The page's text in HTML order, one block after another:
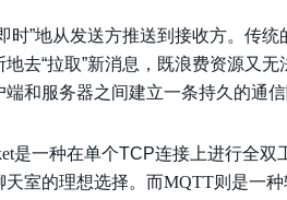
时”地从发送方推送到接收方。传统
去“拉取”新消息，既浪费资源又无
和服务器之间建立一条持久的通信
是一种在单个TCP连接上进行全双
天室的理想选择。而MQTT则是一